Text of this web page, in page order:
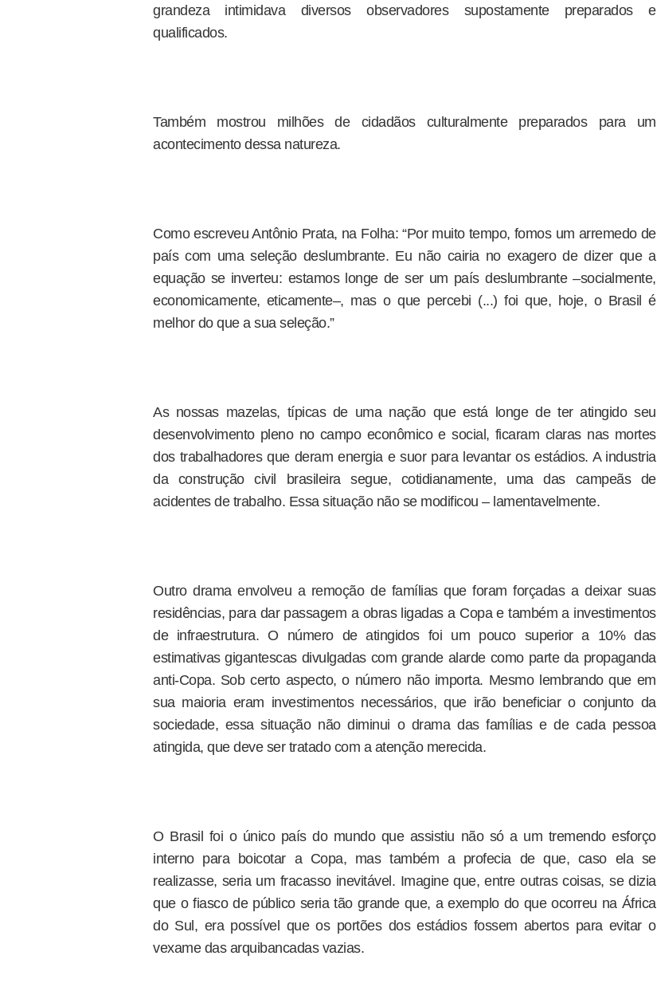
grandeza intimidava diversos observadores supostamente preparados e
qualificados.
Também mostrou milhões de cidadãos culturalmente preparados para um
acontecimento dessa natureza.
Como escreveu Antônio Prata, na Folha: “Por muito tempo, fomos um arremedo de
país com uma seleção deslumbrante. Eu não cairia no exagero de dizer que a
equação se inverteu: estamos longe de ser um país deslumbrante –socialmente,
economicamente, eticamente–, mas o que percebi (...) foi que, hoje, o Brasil é
melhor do que a sua seleção.”
As nossas mazelas, típicas de uma nação que está longe de ter atingido seu
desenvolvimento pleno no campo econômico e social, ficaram claras nas mortes
dos trabalhadores que deram energia e suor para levantar os estádios. A industria
da construção civil brasileira segue, cotidianamente, uma das campeãs de
acidentes de trabalho. Essa situação não se modificou – lamentavelmente.
Outro drama envolveu a remoção de famílias que foram forçadas a deixar suas
residências, para dar passagem a obras ligadas a Copa e também a investimentos
de infraestrutura. O número de atingidos foi um pouco superior a 10% das
estimativas gigantescas divulgadas com grande alarde como parte da propaganda
anti-Copa. Sob certo aspecto, o número não importa. Mesmo lembrando que em
sua maioria eram investimentos necessários, que irão beneficiar o conjunto da
sociedade, essa situação não diminui o drama das famílias e de cada pessoa
atingida, que deve ser tratado com a atenção merecida.
O Brasil foi o único país do mundo que assistiu não só a um tremendo esforço
interno para boicotar a Copa, mas também a profecia de que, caso ela se
realizasse, seria um fracasso inevitável. Imagine que, entre outras coisas, se dizia
que o fiasco de público seria tão grande que, a exemplo do que ocorreu na África
do Sul, era possível que os portões dos estádios fossem abertos para evitar o
vexame das arquibancadas vazias.